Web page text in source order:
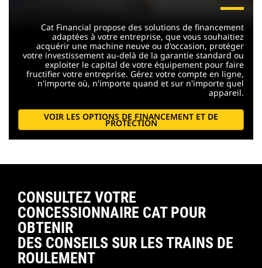
Cat Financial propose des solutions de financement
adaptées à votre entreprise, que vous souhaitiez
acquérir une machine neuve ou d'occasion, protéger
votre investissement au-delà de la garantie standard ou
exploiter le capital de votre équipement pour faire
fructifier votre entreprise. Gérez votre compte en ligne,
n'importe où, n'importe quand et sur n'importe quel
appareil.
VOIR LES OPTIONS DE FINANCEMENT ET DE
PROTECTION
CONSULTEZ VOTRE
CONCESSIONNAIRE CAT POUR
OBTENIR
DES CONSEILS SUR LES TRAINS DE
ROULEMENT